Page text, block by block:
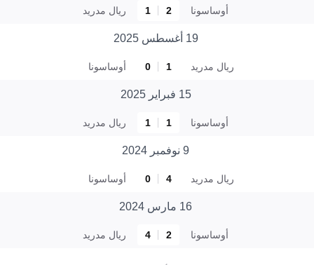
أوساسونا 2
1 ريال مدريد
19 أغسطس 2025
ريال مدريد 1
0 أوساسونا
15 فبراير 2025
أوساسونا 1
1 ريال مدريد
9 نوفمبر 2024
ريال مدريد 4
0 أوساسونا
16 مارس 2024
أوساسونا 2
4 ريال مدريد